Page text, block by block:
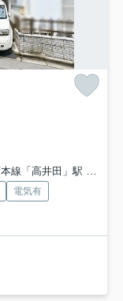
線「高井田」駅 徒歩21分
電気有